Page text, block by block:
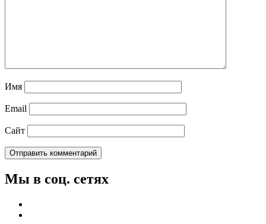
Имя
Email
Сайт
Мы в соц. сетях